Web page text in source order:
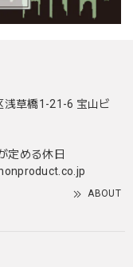
浅草橋1-21-6 宝山ビ
定める休日
ABOUT